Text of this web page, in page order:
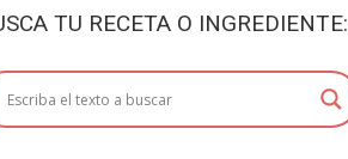
TU RECETA O INGREDIENTE: